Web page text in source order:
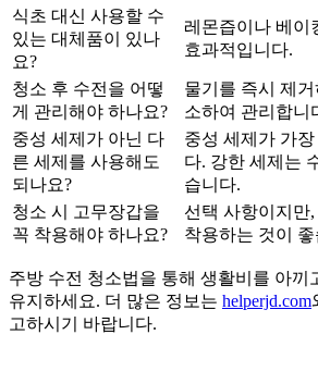
식초 대신 사용할 수
있는 대체품이 있나
요?
레몬즙이나 베이
효과적입니다.
청소 후 수전을 어떻
게 관리해야 하나요?
물기를 즉시 제
소하여 관리합니
중성 세제가 아닌 다
른 세제를 사용해도
되나요?
중성 세제가 가
다. 강한 세제는
습니다.
청소 시 고무장갑을
꼭 착용해야 하나요?
선택 사항이지만
착용하는 것이
주방 수전 청소법을 통해 생활비를 아끼
유지하세요. 더 많은 정보는 helperjd.com
고하시기 바랍니다.